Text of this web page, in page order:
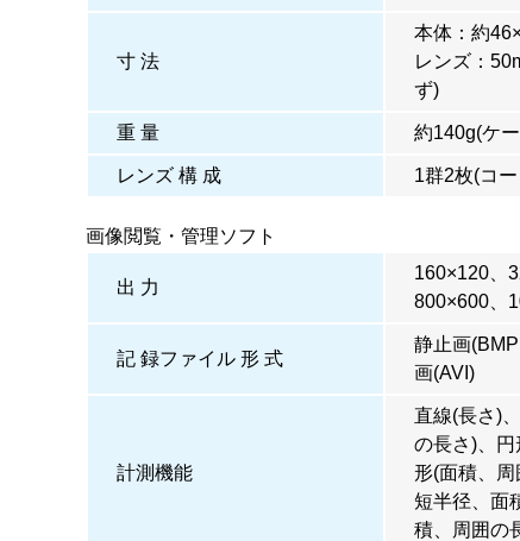
寸 法
本体：約
レンズ：
ず)
重 量 約140g(ケ
レンズ 構 成 1群2枚(コ
画像閲覧・管理ソフト
出 力
160×120、
800×600、
記 録ファイル 形 式
静止画
画(AVI)
計測機能
直線(長さ)
の長さ)、円
形(面積、周
短半径、面
積、周囲の